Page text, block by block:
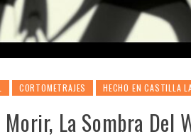
CORTOMETRAJES HECHO EN CASTILLA
La Sombra Del